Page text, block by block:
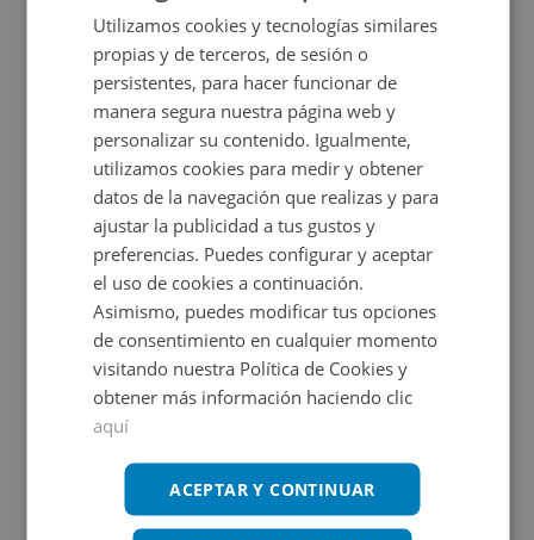
ubican cuatro naves industriales de planta baja.
Anteriormente destinadas a la industria conservera. Con
una superficie registral construida de 8699 m2. En la
parte noroeste de la finca se ubican las naves 1 y 2 que
están diáfanas y adosadas. La nave 1 cuenta con una
superficie de 1706 m2 y la nave 2 con 2832 m2. En la
parte noreste de la fincas se ubican las naves 3 y 4
ambas de forma rectangular. La nave 3 es diáfana en su
interior y tiene una superficie de 2200 m2 y la nave 4 se
distribuye interiormente en zona de almacenes y de
paso de vehículos, con una superficie de 1961 m2.
Características
Construidos:8.699 m2
Ubicación
Ampliar mapa
Propietario
Utilizamos cookies y tecnologías similares
propias y de terceros, de sesión o
persistentes, para hacer funcionar de
manera segura nuestra página web y
personalizar su contenido. Igualmente,
utilizamos cookies para medir y obtener
datos de la navegación que realizas y para
ajustar la publicidad a tus gustos y
preferencias. Puedes configurar y aceptar
el uso de cookies a continuación.
Asimismo, puedes modificar tus opciones
de consentimiento en cualquier momento
visitando nuestra Política de Cookies y
obtener más información haciendo clic
aquí
ACEPTAR Y CONTINUAR